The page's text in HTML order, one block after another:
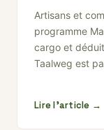
Artisans et
programme
cargo et
Taalweg est
Lire l'article →